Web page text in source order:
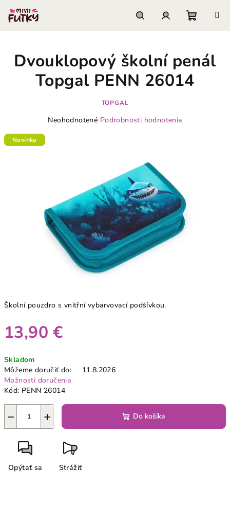
obsah
košík
Školní pouzdro s vnitřní vybarvovací podšívkou.
13,90 €
cena:
Skladom
Môžeme doručiť do:
11.8.2026
Možnosti doručenia
Kód: PENN 26014
+
− Do košíka
Opýtať sa Strážiť
Dvouklopový školní penál
Topgal PENN 26014
TOPGAL
Priemerné
hviezdičiek.
Neohodnotené Podrobnosti hodnotenia
Novinka